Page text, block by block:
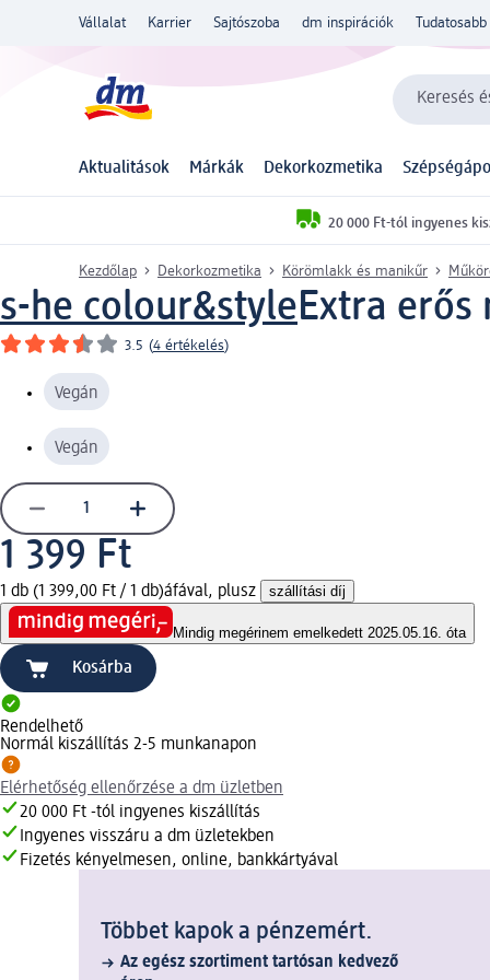
Vállalat Karrier Sajtószoba dm inspirációk
Keresés
Aktualitások Márkák Dekorkozmetika
20 000 Ft-tól ingyenes
Kezdőlap Dekorkozmetika Körömlakk és manikűr
s-he colour&styleExtra erős
3.5 (4 értékelés)
Vegán
Vegán
1 399 Ft
1 db (1 399,00 Ft / 1 db)áfával, plusz szállítási díj
Mindig megérinem emelkedett 2025.05.16. óta
Kosárba
Rendelhető
Normál kiszállítás 2-5 munkanapon
Elérhetőség ellenőrzése a dm üzletben
20 000 Ft -tól ingyenes kiszállítás
Ingyenes visszáru a dm üzletekben
Fizetés kényelmesen, online, bankkártyával
Többet kapok a pénzemért.
Az egész szortiment tartósan kedvező